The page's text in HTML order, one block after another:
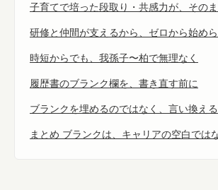
子育てで培った段取り・共感力が、その
研修と仲間が支えるから、ゼロから始め
時短からでも、我孫子〜柏で無理なく
履歴書のブランク欄を、書き直す前に
ブランクを埋めるのではなく、言い換える
まとめ ブランクは、キャリアの空白では